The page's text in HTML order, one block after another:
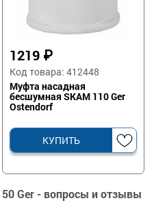
1219 ₽
Код товара: 412448
Муфта насадная
бесшумная SKAM 110 Ger
Ostendorf
КУПИТЬ
Ger - вопросы и отзывы